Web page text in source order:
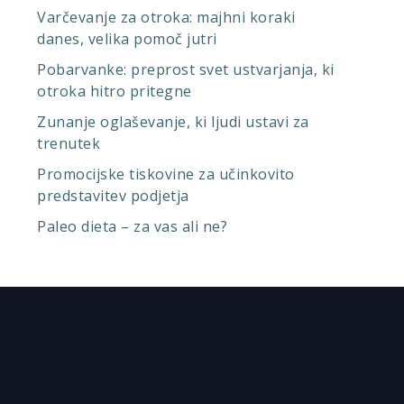
Varčevanje za otroka: majhni koraki
danes, velika pomoč jutri
Pobarvanke: preprost svet ustvarjanja, ki
otroka hitro pritegne
Zunanje oglaševanje, ki ljudi ustavi za
trenutek
Promocijske tiskovine za učinkovito
predstavitev podjetja
Paleo dieta – za vas ali ne?